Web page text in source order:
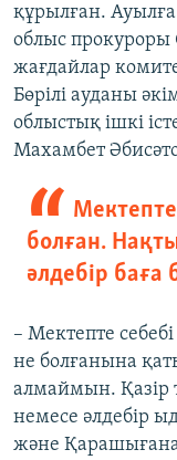
құрылған.
облыс прокуроры
жағдайлар
Бөрілі ауданы
облыстық ішкі
Махамбет
Мектепте
болған.
әлдебір
– Мектепте
не болғанына
алмаймын. Қазір
немесе әлдебір
және